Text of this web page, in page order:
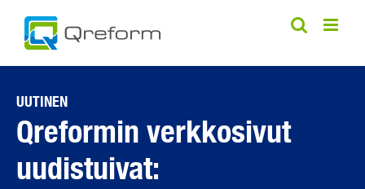
content
UUTINEN
Qreformin verkkosivut
uudistuivat: